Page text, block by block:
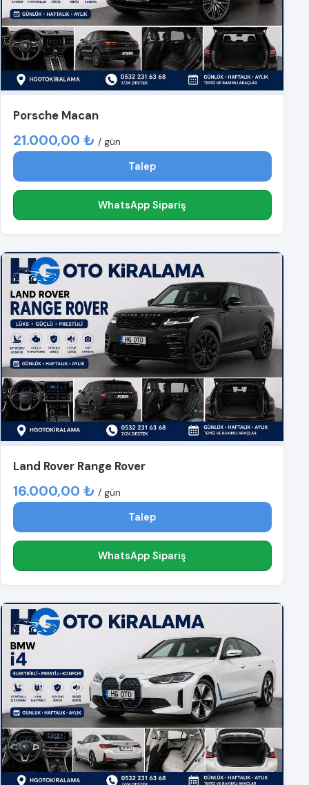
Porsche Macan
21.000,00 ₺ / gün
Talep
WhatsApp Sipariş
Land Rover Range Rover
16.000,00 ₺ / gün
Talep
WhatsApp Sipariş